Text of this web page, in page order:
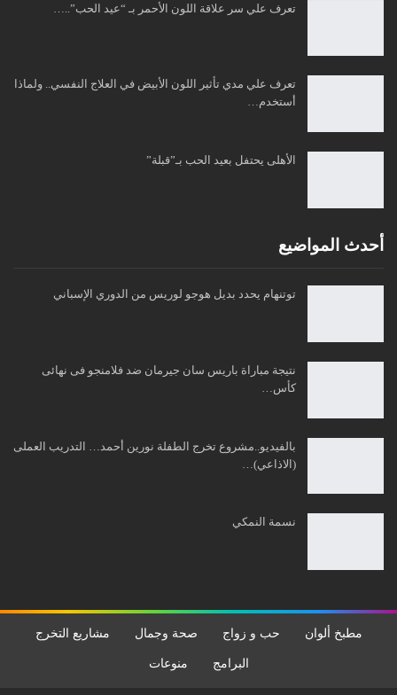
تعرف علي سر علاقة اللون الأحمر بـ “عيد الحب”..…
تعرف علي مدي تأثير اللون الأبيض في العلاج النفسي.. ولماذا
أستخدم…
الأهلى يحتفل بعيد الحب بـ”قبلة”
أحدث المواضيع
توتنهام يحدد بديل هوجو لوريس من الدوري الإسباني
نتيجة مباراة باريس سان جيرمان ضد فلامنجو فى نهائى
كأس…
بالفيديو..مشروع تخرج الطفلة نورين أحمد… التدريب العملى
(الاذاعي)…
نسمة النمكي
مطبخ ألوان حب و زواج صحة وجمال مشاريع التخرج
البرامج منوعات